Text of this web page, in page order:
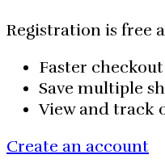
Registration is free
Faster checkout
Save multiple
View and track
Create an account